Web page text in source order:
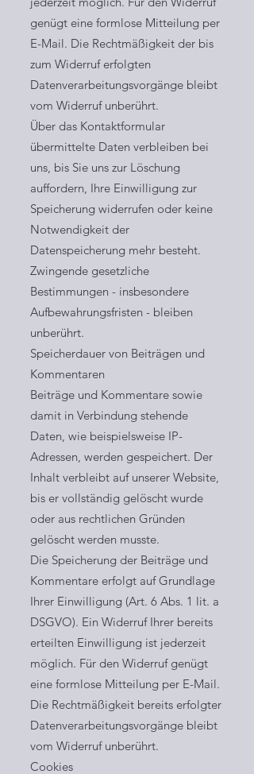
genügt eine formlose Mitteilung per
E-Mail. Die Rechtmäßigkeit der bis
zum Widerruf erfolgten
Datenverarbeitungsvorgänge bleibt
vom Widerruf unberührt.
Über das Kontaktformular
übermittelte Daten verbleiben bei
uns, bis Sie uns zur Löschung
auffordern, Ihre Einwilligung zur
Speicherung widerrufen oder keine
Notwendigkeit der
Datenspeicherung mehr besteht.
Zwingende gesetzliche
Bestimmungen - insbesondere
Aufbewahrungsfristen - bleiben
unberührt.
Speicherdauer von Beiträgen und
Kommentaren
Beiträge und Kommentare sowie
damit in Verbindung stehende
Daten, wie beispielsweise IP-
Adressen, werden gespeichert. Der
Inhalt verbleibt auf unserer Website,
bis er vollständig gelöscht wurde
oder aus rechtlichen Gründen
gelöscht werden musste.
Die Speicherung der Beiträge und
Kommentare erfolgt auf Grundlage
Ihrer Einwilligung (Art. 6 Abs. 1 lit. a
DSGVO). Ein Widerruf Ihrer bereits
erteilten Einwilligung ist jederzeit
möglich. Für den Widerruf genügt
eine formlose Mitteilung per E-Mail.
Die Rechtmäßigkeit bereits erfolgter
Datenverarbeitungsvorgänge bleibt
vom Widerruf unberührt.
Cookies